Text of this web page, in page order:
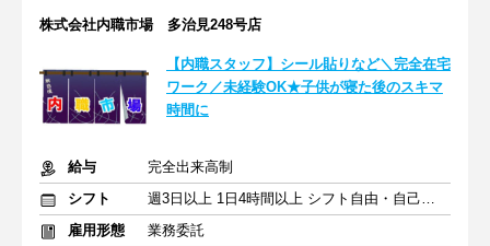
株式会社内職市場 多治見248号店
【内職スタッフ】シール貼りなど＼完全在宅
ワーク／未経験OK★子供が寝た後のスキマ
時間に
給与
完全出来高制
シフト
週3日以上 1日4時間以上 シフト自由・自己申告
雇用形態
業務委託